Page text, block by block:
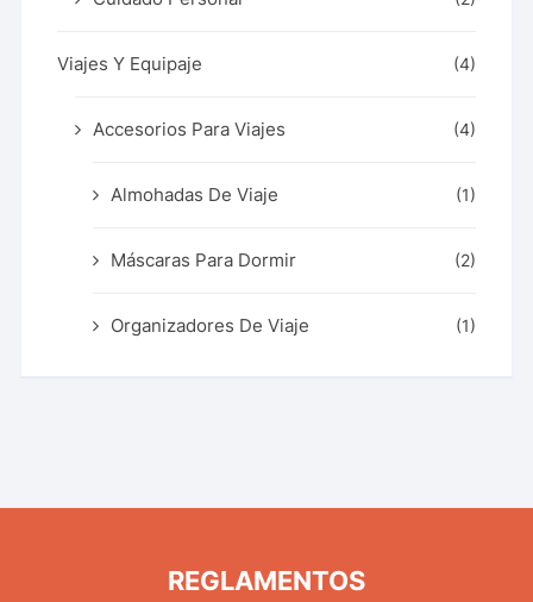
Viajes Y Equipaje (4)
Accesorios Para Viajes (4)
Almohadas De Viaje (1)
Máscaras Para Dormir (2)
Organizadores De Viaje (1)
REGLAMENTOS